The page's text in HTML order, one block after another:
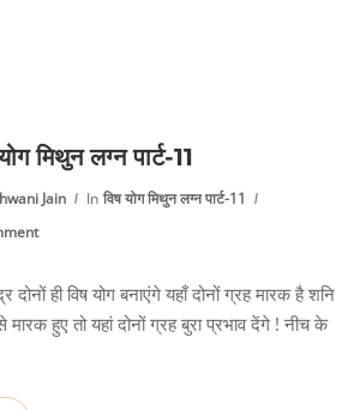
मिथुन लग्न पार्ट-11
Jain In विष योग मिथुन लग्न पार्ट-11
दोनों ही विष योग बनाएंगे यहाँ दोनों ग्रह मारक है शनि
हुए तो यहां दोनों ग्रह बुरा प्रभाव देंगे ! नीच के